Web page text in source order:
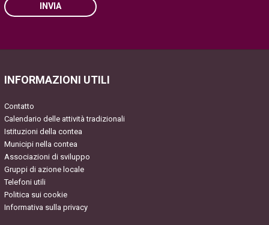
INVIA
INFORMAZIONI UTILI
Contatto
Calendario delle attività tradizionali
Istituzioni della contea
Municipi nella contea
Associazioni di sviluppo
Gruppi di azione locale
Telefoni utili
Politica sui cookie
Informativa sulla privacy